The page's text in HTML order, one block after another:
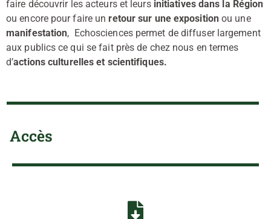
faire découvrir les acteurs et leurs initiatives dans la Région
ou encore pour faire unretour sur une expositionou une
manifestation, Echosciences permet de diffuser largement
aux publics ce qui se fait près de chez nous en termes
d’actions culturelles et scientifiques.
Accès